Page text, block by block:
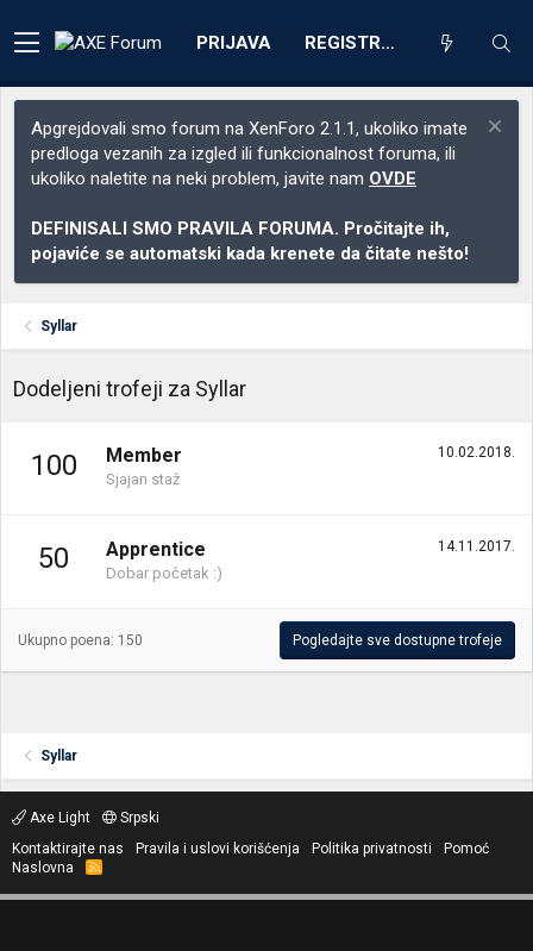
PRIJAVA REGISTRACIJA
Apgrejdovali smo forum na XenForo 2.1.1, ukoliko imate
predloga vezanih za izgled ili funkcionalnost foruma, ili
ukoliko naletite na neki problem, javite nam OVDE
DEFINISALI SMO PRAVILA FORUMA. Pročitajte ih,
pojaviće se automatski kada krenete da čitate nešto!
Syllar
Dodeljeni trofeji za Syllar
100 10.02.2018.
Member
Sjajan staž
50 14.11.2017.
Apprentice
Dobar početak :)
Ukupno poena: 150 Pogledajte sve dostupne trofeje
Syllar
Axe Light
Srpski
Kontaktirajte nas
Pravila i uslovi korišćenja Politika privatnosti
Pomoć
Naslovna
R
S